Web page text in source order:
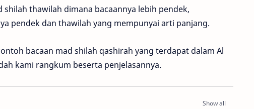
thawilah dimana bacaannya lebih pendek,
pendek dan thawilah yang mempunyai arti panjang.
bacaan mad shilah qashirah yang terdapat dalam Al
kami rangkum beserta penjelasannya.